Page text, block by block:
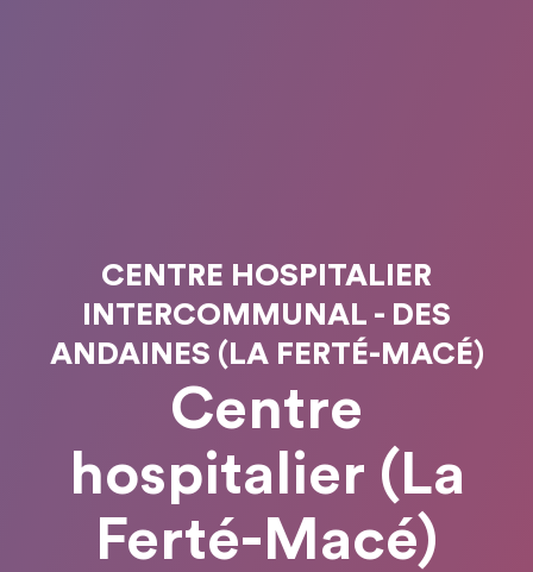
CENTRE HOSPITALIER
INTERCOMMUNAL - DES
ANDAINES (LA FERTÉ-MACÉ)
Centre
hospitalier (La
Ferté-Macé)